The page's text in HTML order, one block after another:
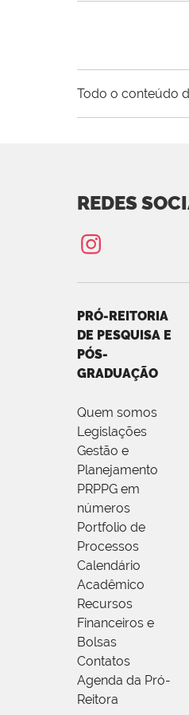
Todo o conteúdo
REDES
PRÓ-REITORIA
DE PESQUISA E
PÓS-
GRADUAÇÃO
Quem somos
Legislações
Gestão e
Planejamento
PRPPG em
números
Portfolio de
Processos
Calendário
Acadêmico
Recursos
Financeiros e
Bolsas
Contatos
Agenda da Pró-
Reitora